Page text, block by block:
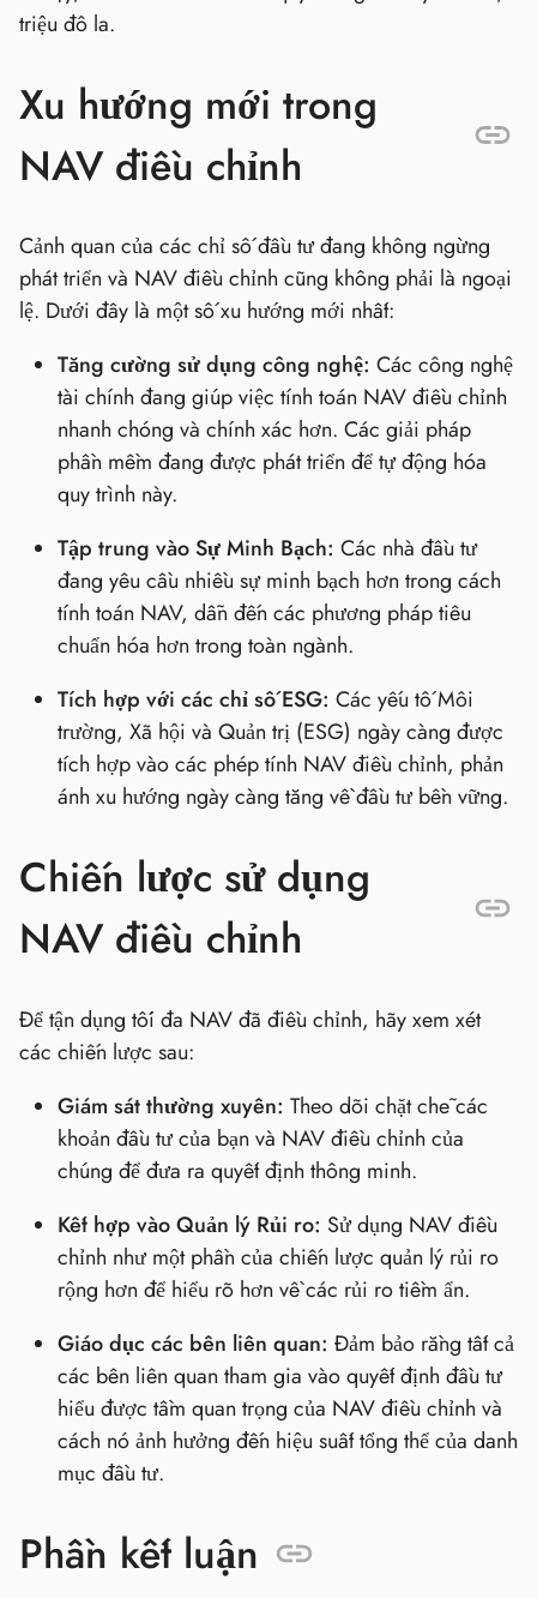
triệu đô la.
Xu hướng mới trong
NAV điều chỉnh
Cảnh quan của các chỉ số đầu tư đang không ngừng
phát triển và NAV điều chỉnh cũng không phải là ngoại
lệ. Dưới đây là một số xu hướng mới nhất:
Tăng cường sử dụng công nghệ: Các công nghệ
tài chính đang giúp việc tính toán NAV điều chỉnh
nhanh chóng và chính xác hơn. Các giải pháp
phần mềm đang được phát triển để tự động hóa
quy trình này.
Tập trung vào Sự Minh Bạch: Các nhà đầu tư
đang yêu cầu nhiều sự minh bạch hơn trong cách
tính toán NAV, dẫn đến các phương pháp tiêu
chuẩn hóa hơn trong toàn ngành.
Tích hợp với các chỉ số ESG: Các yếu tố Môi
trường, Xã hội và Quản trị (ESG) ngày càng được
tích hợp vào các phép tính NAV điều chỉnh, phản
ánh xu hướng ngày càng tăng về đầu tư bền vững.
Chiến lược sử dụng
NAV điều chỉnh
Để tận dụng tối đa NAV đã điều chỉnh, hãy xem xét
các chiến lược sau:
Giám sát thường xuyên: Theo dõi chặt chẽ các
khoản đầu tư của bạn và NAV điều chỉnh của
chúng để đưa ra quyết định thông minh.
Kết hợp vào Quản lý Rủi ro: Sử dụng NAV điều
chỉnh như một phần của chiến lược quản lý rủi ro
rộng hơn để hiểu rõ hơn về các rủi ro tiềm ẩn.
Giáo dục các bên liên quan: Đảm bảo rằng tất cả
các bên liên quan tham gia vào quyết định đầu tư
hiểu được tầm quan trọng của NAV điều chỉnh và
cách nó ảnh hưởng đến hiệu suất tổng thể của danh
mục đầu tư.
Phần kết luận